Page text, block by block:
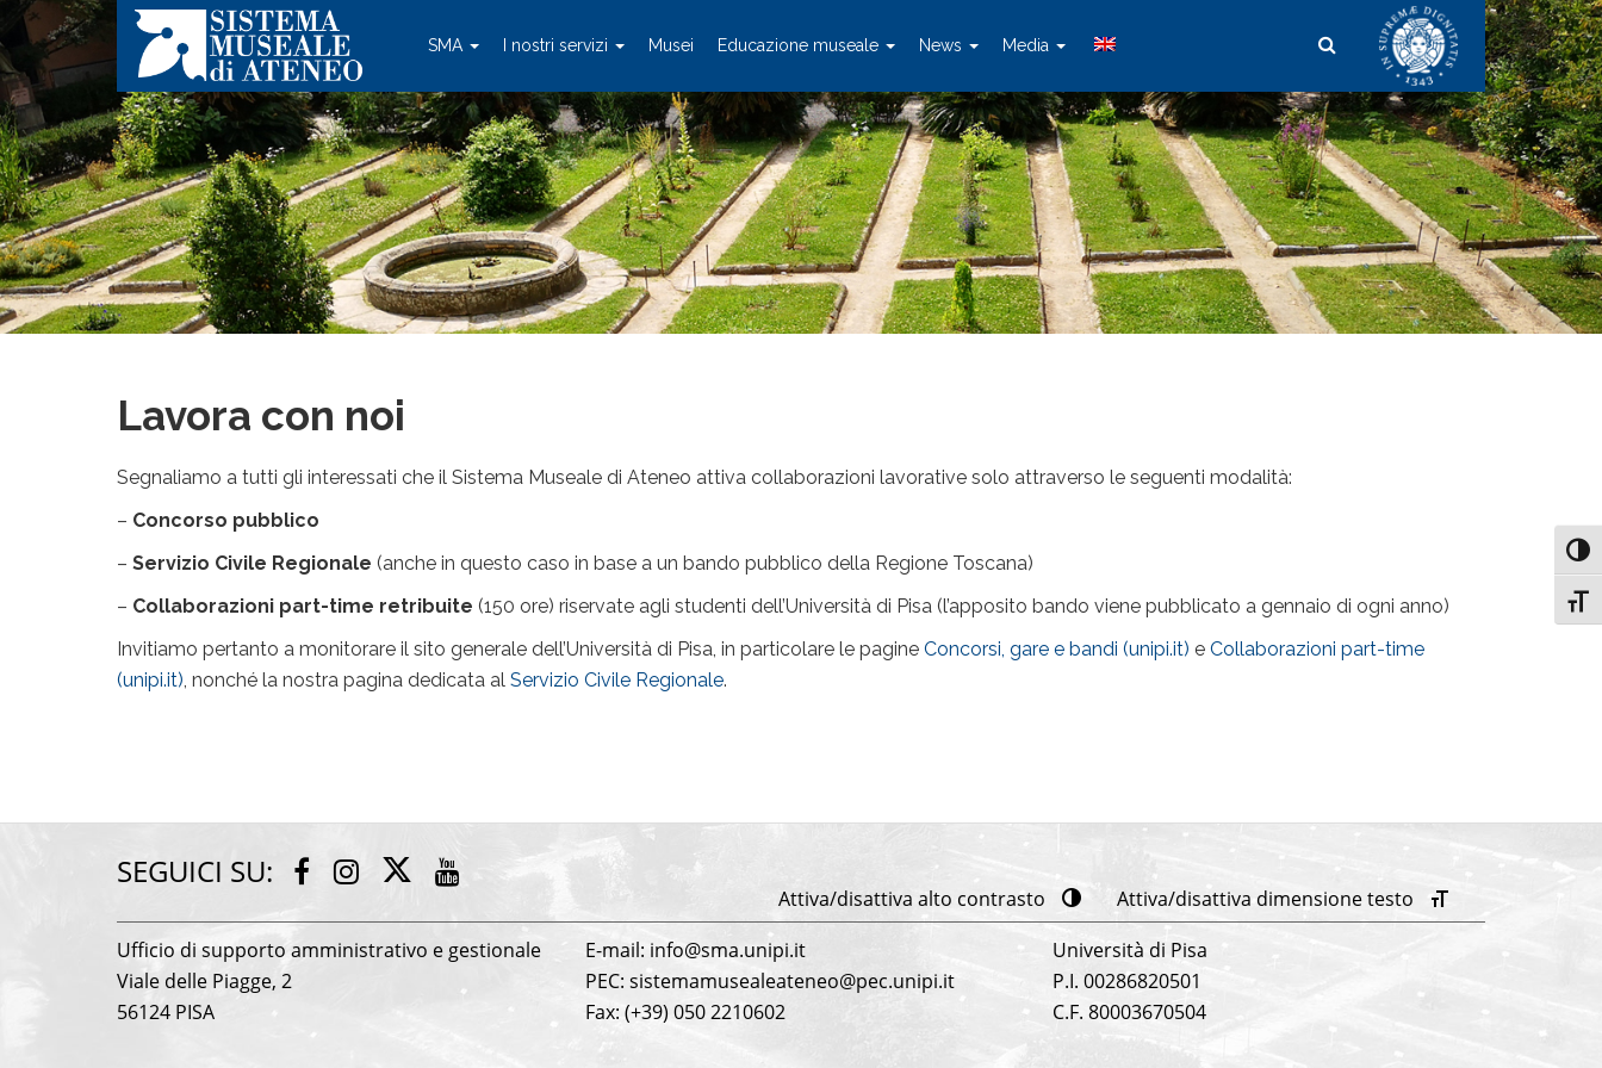
SMA I nostri servizi Musei Educazione museale News Media
Lavora con noi
Segnaliamo a tutti gli interessati che il Sistema Museale di Ateneo attiva collaborazioni lavorative solo attraverso le seguenti modalità:
– Concorso pubblico
– Servizio Civile Regionale (anche in questo caso in base a un bando pubblico della Regione Toscana)
– Collaborazioni part-time retribuite (150 ore) riservate agli studenti dell’Università di Pisa (l’apposito bando viene pubblicato a gennaio di ogni anno)
Invitiamo pertanto a monitorare il sito generale dell’Università di Pisa, in particolare le pagine Concorsi, gare e bandi (unipi.it) e Collaborazioni part-time
(unipi.it), nonché la nostra pagina dedicata al Servizio Civile Regionale.
Attiva/disattiva alto contrasto Attiva/disattiva dimensione testo
SEGUICI SU:
c
e
I
s
t
i
t
u
t
u
Ufficio di supporto amministrativo e gestionale
Viale delle Piagge, 2
56124 PISA
E-mail: info@sma.unipi.it
PEC: sistemamusealeateneo@pec.unipi.it
Fax: (+39) 050 2210602
Università di Pisa
P.I. 00286820501
C.F. 80003670504